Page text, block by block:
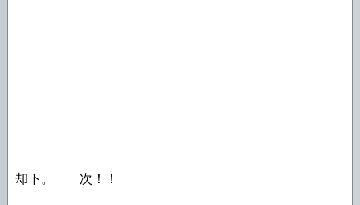
却下。 次！！